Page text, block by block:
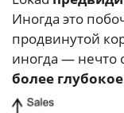
Иногда это
продвинутой
иногда — нечто
более глубокое